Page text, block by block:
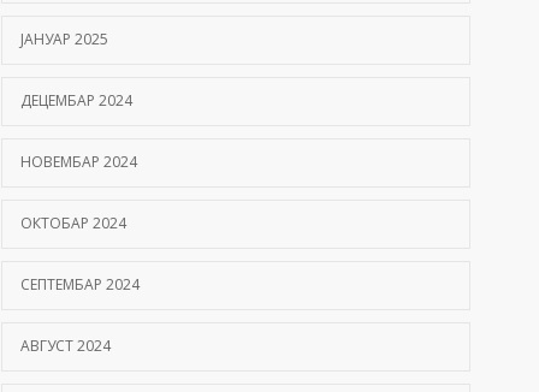
ЈАНУАР 2025
ДЕЦЕМБАР 2024
НОВЕМБАР 2024
ОКТОБАР 2024
СЕПТЕМБАР 2024
АВГУСТ 2024